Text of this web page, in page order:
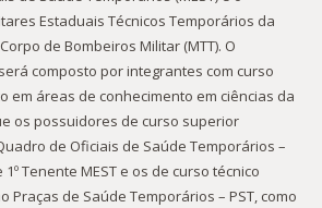
Estaduais Técnicos Temporários da
de Bombeiros Militar (MTT). O
composto por integrantes com curso
em áreas de conhecimento em ciências da
os possuidores de curso superior
de Oficiais de Saúde Temporários –
1º Tenente MEST e os de curso técnico
Praças de Saúde Temporários – PST, como